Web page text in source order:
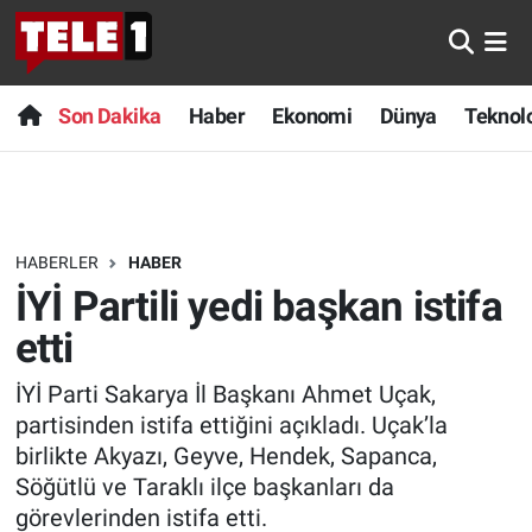
Son Dakika Haber Ekonomi Dünya
HABERLER HABER
İYİ Partili yedi başkan istifa
etti
İYİ Parti Sakarya İl Başkanı Ahmet Uçak,
partisinden istifa ettiğini açıkladı. Uçak’la
birlikte Akyazı, Geyve, Hendek, Sapanca,
Söğütlü ve Taraklı ilçe başkanları da
görevlerinden istifa etti.
Anında Manşet
Başka Sohbetler
Bilim turu
Bilim ve Teknoloji Evreni
Doğa Konuşuyor
Dünya
Ege Saati
Son Dakika
Haber
Dünya
Teknoloji
Sağlık
Spor
Yayın Akışı
Nöbetçi Eczaneler
Hava Durumu
Trafik Durumu
Süper Lig Puan Durumu ve Fikstür
Tüm Manşetler
Son Dakika Haberleri
Haber Arşivi